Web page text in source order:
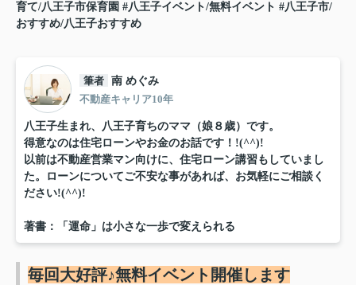
育て/八王子市保育園 #八王子イベント/無料イベント #八王子市/
おすすめ/八王子おすすめ
筆者 南 めぐみ
不動産キャリア10年
八王子生まれ、八王子育ちのママ（娘８歳）です。
得意なのは住宅ローンやお金のお話です！!(^^)!
以前は不動産営業マン向けに、住宅ローン講習もしていまし
た。ローンについてご不安な事があれば、お気軽にご相談く
ださい!(^^)!
著書：「運命」は小さな一歩で変えられる
毎回大好評♪無料イベント開催します